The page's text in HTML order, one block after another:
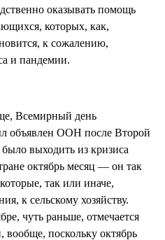
оказывать помощь
которых, как,
к сожалению,
и пандемии.
Всемирный день
объявлен ООН после Второй
выходить из кризиса
октябрь месяц — он так
так или иначе,
к сельскому хозяйству.
чуть раньше, отмечается
вообще, поскольку октябрь